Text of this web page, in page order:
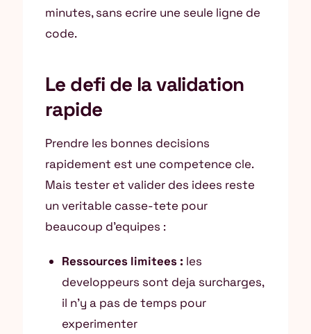
minutes, sans ecrire une seule ligne de
code.
Le defi de la validation
rapide
Prendre les bonnes decisions
rapidement est une competence cle.
Mais tester et valider des idees reste
un veritable casse-tete pour
beaucoup d’equipes :
Ressources limitees : les
developpeurs sont deja surcharges,
il n’y a pas de temps pour
experimenter